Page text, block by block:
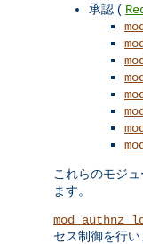
承認 (
これらのモジュ
ます。
セス制御を行